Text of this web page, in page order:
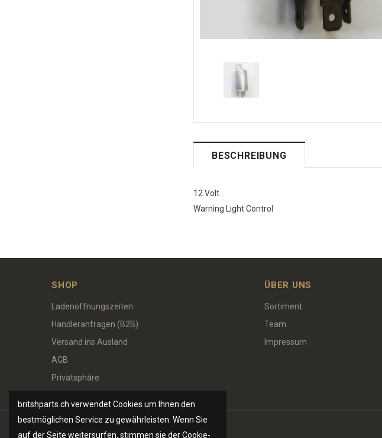
BESCHREIBUNG
12 Volt
Warning Light Control
britshparts.ch verwendet Cookies um Ihnen den
bestmöglichen Service zu gewährleisten. Wenn Sie
auf der Seite weitersurfen, stimmen sie der Cookie-
SHOP
Ladenöffnungszeiten
Händleranfragen (B2B)
Versand ins Ausland
AGB
Privatsphäre
ÜBER UNS
Sortiment
Team
Impressum
© 2021 British Parts